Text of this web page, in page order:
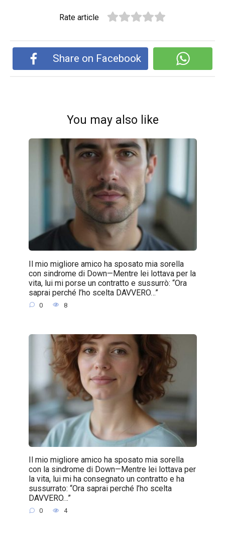
Rate article
Share on Facebook
You may also like
Il mio migliore amico ha sposato mia sorella
con sindrome di Down—Mentre lei lottava per la
vita, lui mi porse un contratto e sussurrò: “Ora
saprai perché l’ho scelta DAVVERO…”
0 8
Il mio migliore amico ha sposato mia sorella
con la sindrome di Down—Mentre lei lottava per
la vita, lui mi ha consegnato un contratto e ha
sussurrato: “Ora saprai perché l’ho scelta
DAVVERO…”
0 4